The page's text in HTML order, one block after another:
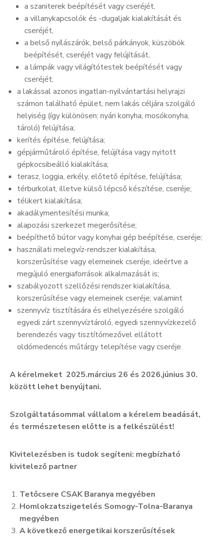
a szaniterek beépítését vagy cseréjét,
a villanykapcsolók és -dugaljak kialakítását és
cseréjét,
a belső nyílászárók, belső párkányok, küszöbök
beépítését, cseréjét vagy felújítását,
a lámpák vagy világítótestek beépítését vagy
cseréjét;
a lakással azonos ingatlan-nyilvántartási helyrajzi
számon található épület, nem lakás céljára szolgáló
helyiség (így különösen: nyári konyha, mosókonyha,
tároló) felújítása;
kerítés építése, felújítása;
gépjárműtároló építése, felújítása vagy nyitott
gépkocsibeálló kialakítása;
terasz, loggia, erkély, előtető építése, felújítása;
térburkolat, illetve külső lépcső készítése, cseréje;
télikert kialakítása;
akadálymentesítési munka;
alapozási szerkezet megerősítése;
beépíthető bútor vagy konyhai gép beépítése, cseréje;
használati melegvíz-rendszer kialakítása,
korszerűsítése vagy elemeinek cseréje, ideértve a
megújuló energiaforrások alkalmazását is;
szabályozott szellőzési rendszer kialakítása,
korszerűsítése vagy elemeinek cseréje; valamint
szennyvíz tisztítására és elhelyezésére szolgáló
egyedi zárt szennyvíztároló, egyedi szennyvízkezelő
berendezés vagy tisztítómezővel ellátott
oldómedencés műtárgy telepítése vagy cseréje.
A kérelmeket 2025.március 26 és 2026.június 30.
között lehet benyújtani.
Szolgáltatásommal vállalom a kérelem beadását,
és természetesen előtte is a felkészülést!
Kivitelezésben is tudok segíteni: megbízható
kivitelező partner
Tetőcsere CSAK Baranya megyében
Homlokzatszigetelés Somogy-Tolna-Baranya
megyében
A következő energetikai korszerűsítések